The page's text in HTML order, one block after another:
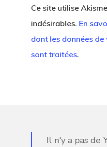
Ce site utilise
indésirables. En
dont les données
sont traitées.
Il n'y a pas de